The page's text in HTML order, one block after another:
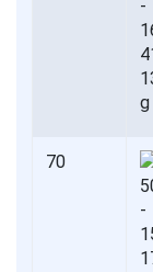
70